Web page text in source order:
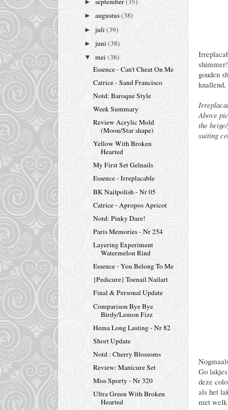
gouden
Above
the
suiting
Go
deze
als het
met
►
►augustus(38)
►juli(39)
►juni(38)
▼mei(36)
Essence - Can't Cheat On Me
Catrice - Sand Francisco
Notd: Baroque Style
Week Summary
Review Acrylic Mold
(Moon/Star shape)
Yellow With Broken
Hearted
My First Set Gelnails
Essence - Irreplacable
BK Nailpolish - Nr 05
Catrice - Apropos Apricot
Notd: Pinky Dare!
Paris Memories - Nr 254
Layering Experiment
Watermelon Rind
Essence - You Belong To Me
{Pedicure} Toenail Nailart
Final & Personal Update
Comparison Bye Bye
Birdy/Lemon Fizz
Hema Long Lasting - Nr 82
Short Update
Notd : Cherry Blossoms
Review: Manicure Set
Miss Sporty - Nr 320
Ultra Green With Broken
Hearted